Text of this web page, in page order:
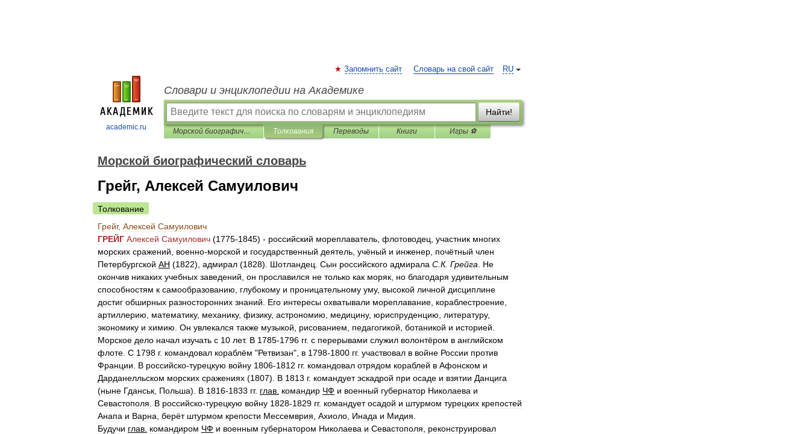
academic.ru
RU
Запомнить сайт Словарь на свой сайт
Словари и энциклопедии на Академике
Найти!
Морской биографический словарь Толкования Переводы Книги Игры ⚽
Морской биографический словарь
Грейг, Алексей Самуилович
Толкование
Грейг, Алексей Самуилович
ГРЕЙГ Алексей Самуилович (1775-1845) - российский мореплаватель флотоводец участник многих
морских сражений военно-морской и государственный деятель учёный и инженер почётный член
Петербургской АН (1822), адмирал (1828). Шотландец Сын российского адмирала С К. Грейга
Не
окончив никаких учебных заведений он прославился не только как моряк но благодаря удивительным
способностям к самообразованию глубокому и проницательному уму, высокой личной дисциплине
достиг обширных разносторонних знаний Его интересы охватывали мореплавание кораблестроение
артиллерию
математику, механику, физику, астрономию медицину, юриспруденцию литературу,
экономику и химию Он увлекался также музыкой рисованием педагогикой ботаникой и историей
Морское дело начал изучать с 10 лет. В 1785-1796 гг. с перерывами служил волонтёром в английском
флоте С 1798 г. командовал кораблём "Ретвизан", в 1798-1800 гг. участвовал в войне России против
Франции
В российско-турецкую войну 1806-1812 гг. командовал отрядом кораблей в Афонском и
Дарданелльском морских сражениях (1807). В 1813 г. командует эскадрой при осаде и взятии Данцига
(ныне Гданськ Польша). В 1816-1833 гг. глав командир ЧФ и военный губернатор Николаева и
Севастополя
В российско-турецкую войну 1828-1829 гг. командует осадой и штурмом турецких крепостей
Анапа и Варна берёт штурмом крепости Мессемврия Ахиоло Инада и Мидия
Будучи глав командиром ЧФ и военным губернатором Николаева и Севастополя
реконструировал